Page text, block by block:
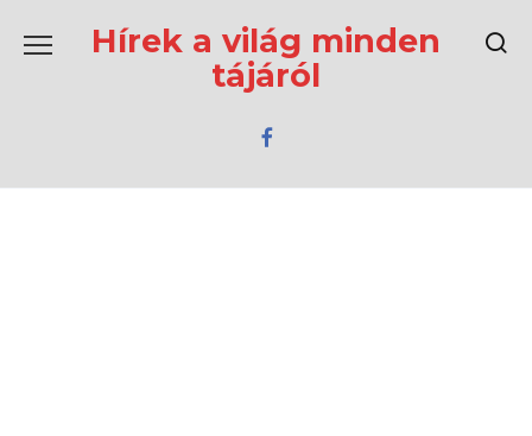
содержаниюHírek a világ minden
tájáról